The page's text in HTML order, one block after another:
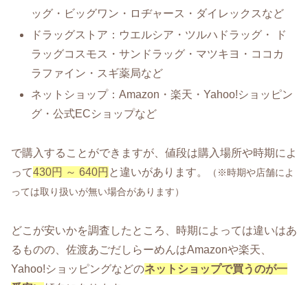
ッグ・ビッグワン・ロヂャース・ダイレックスなど
ドラッグストア：ウエルシア・ツルハドラッグ・ ド
ラッグコスモス・サンドラッグ・マツキヨ・ココカ
ラファイン・スギ薬局など
ネットショップ：Amazon・楽天・Yahoo!ショッピン
グ・公式ECショップなど
で購入することができますが、値段は購入場所や時期によ
って430円 ～ 640円 と違いがあります。
（※時期や店舗によ
っては取り扱いが無い場合があります）
どこが安いかを調査したところ、時期によっては違いはあ
るものの、佐渡あごだしらーめんはAmazonや楽天、
Yahoo!ショッピングなどのネットショップで買うのが一